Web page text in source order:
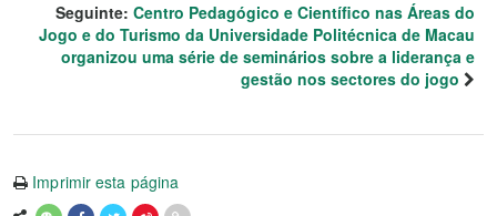
Seguinte: Centro Pedagógico e Científico nas Áreas do
Jogo e do Turismo da Universidade Politécnica de Macau
organizou uma série de seminários sobre a liderança e
gestão nos sectores do jogo
Imprimir esta página